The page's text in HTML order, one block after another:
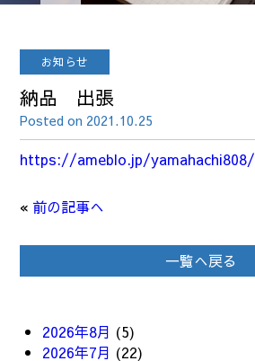
お知らせ
納品 出張
Posted on 2021.10.25
https://ameblo.jp/yamahachi808/
« 前の記事へ
一覧へ戻る
2026年8月 (5)
2026年7月 (22)